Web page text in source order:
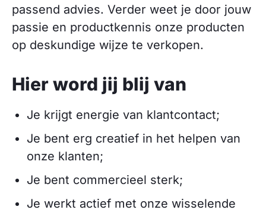
passend advies. Verder weet je door jouw
passie en productkennis onze producten
op deskundige wijze te verkopen.
Hier word jij blij van
Je krijgt energie van klantcontact;
Je bent erg creatief in het helpen van
onze klanten;
Je bent commercieel sterk;
Je werkt actief met onze wisselende